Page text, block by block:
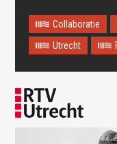
This page didn't
Collaboratie
Utrecht